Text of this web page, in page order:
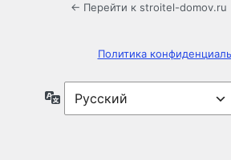
← Перейти к stroitel-domov.ru
Политика
Язык